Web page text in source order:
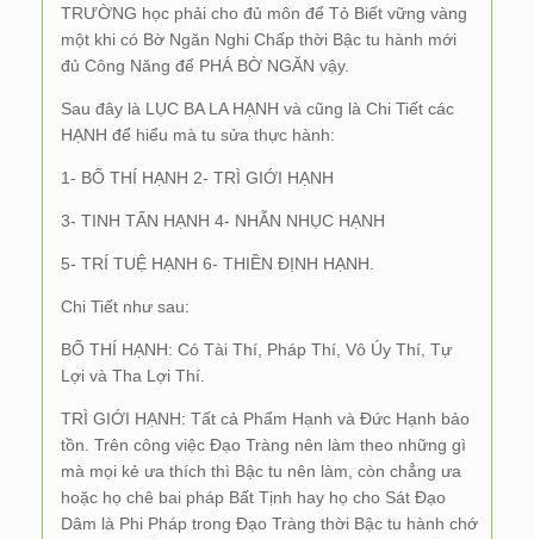
TRƯỜNG học phải cho đủ môn để Tỏ Biết vững vàng
một khi có Bờ Ngăn Nghi Chấp thời Bậc tu hành mới
đủ Công Năng để PHÁ BỜ NGĂN vậy.
Sau đây là LỤC BA LA HẠNH và cũng là Chi Tiết các
HẠNH để hiểu mà tu sửa thực hành:
1- BỐ THÍ HẠNH 2- TRÌ GIỚI HẠNH
3- TINH TẤN HẠNH 4- NHẪN NHỤC HẠNH
5- TRÍ TUỆ HẠNH 6- THIỀN ĐỊNH HẠNH.
Chi Tiết như sau:
BỐ THÍ HẠNH: Có Tài Thí, Pháp Thí, Vô Úy Thí, Tự
Lợi và Tha Lợi Thí.
TRÌ GIỚI HẠNH: Tất cả Phẩm Hạnh và Đức Hạnh bảo
tồn. Trên công việc Đạo Tràng nên làm theo những gì
mà mọi kẻ ưa thích thì Bậc tu nên làm, còn chẳng ưa
hoặc họ chê bai pháp Bất Tịnh hay họ cho Sát Đạo
Dâm là Phi Pháp trong Đạo Tràng thời Bậc tu hành chớ